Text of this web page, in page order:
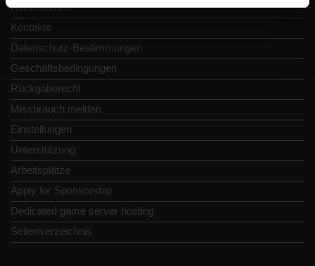
Rezensionen
Kontakte
Datenschutz-Bestimmungen
Geschäftsbedingungen
Rückgaberecht
Missbrauch melden
Einstellungen
Unterstützung
Arbeitsplätze
Apply for Sponsorship
Dedicated game server hosting
Seitenverzeichnis